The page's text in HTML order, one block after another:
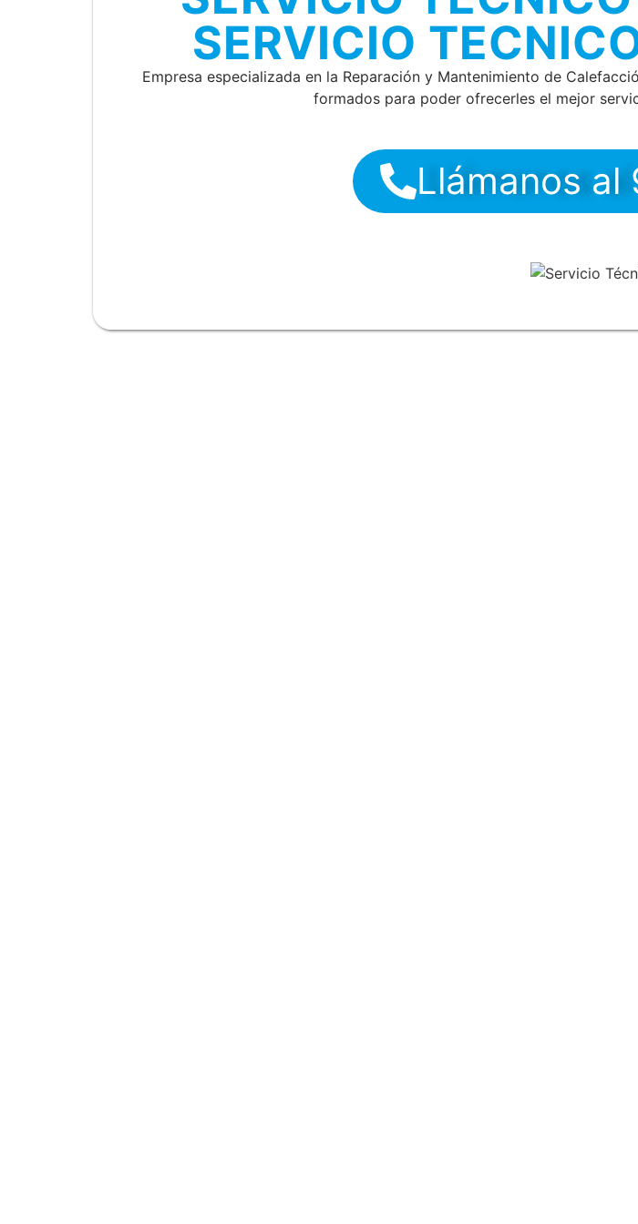
SERVICIO
Empresa especializada en la Reparación y Mantenimiento de
formados para poder ofrecerles el mejor
Llámanos al